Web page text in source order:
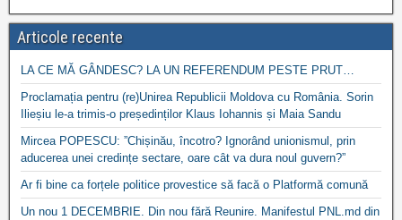
Articole recente
LA CE MĂ GÂNDESC? LA UN REFERENDUM PESTE PRUT…
Proclamația pentru (re)Unirea Republicii Moldova cu România. Sorin
Ilieșiu le-a trimis-o președinților Klaus Iohannis și Maia Sandu
Mircea POPESCU: ”Chișinău, încotro? Ignorând unionismul, prin
aducerea unei credințe sectare, oare cât va dura noul guvern?”
Ar fi bine ca forțele politice provestice să facă o Platformă comună
Un nou 1 DECEMBRIE. Din nou fără Reunire. Manifestul PNL.md din